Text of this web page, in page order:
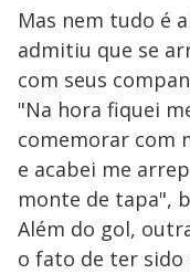
Mas nem tudo é
admitiu que se
com seus
"Na hora fiquei
comemorar com
e acabei me
monte de tapa",
Além do gol,
o fato de ter sido